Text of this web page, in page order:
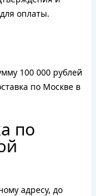
оплаты.
100 000 рублей
по Москве в
по
адресу, до